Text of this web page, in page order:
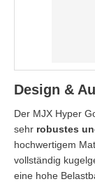
Design &
Der MJX Hyper
sehr robustes
hochwertigem
vollständig
eine hohe